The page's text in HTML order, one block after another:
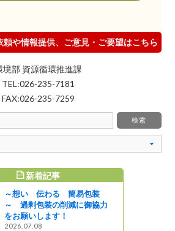
頼や情報提供、ご意見・ご要望はこちら
境部 資源循環推進課
TEL:026-235-7181
FAX:026-235-7259
新着記事
～想い 伝わる 簡易包装
～ 過剰包装の削減に御協力
をお願いします！
2026.07.08